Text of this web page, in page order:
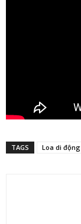
TAGS Loa di động